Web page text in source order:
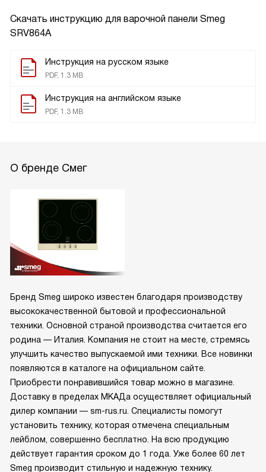
Скачать инструкцию для варочной панели Smeg
SRV864A
Инструкция на русском языке
PDF, 1.3 MB
Инструкция на английском языке
PDF, 1.3 MB
О бренде Смег
Бренд Smeg широко известен благодаря производству
высококачественной бытовой и профессиональной
техники. Основной страной производства считается его
родина — Италия. Компания не стоит на месте, стремясь
улучшить качество выпускаемой ими техники. Все новинки
появляются в каталоге на официальном сайте.
Приобрести понравившийся товар можно в магазине.
Доставку в пределах МКАДа осуществляет официальный
дилер компании — sm-rus.ru. Специалисты помогут
установить технику, которая отмечена специальным
лейблом, совершенно бесплатно. На всю продукцию
действует гарантия сроком до 1 года. Уже более 60 лет
Smeg производит стильную и надежную технику.